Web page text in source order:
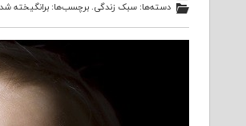
دسته‌ها: سبک زندگی. برچسب‌ها: برانگیخته